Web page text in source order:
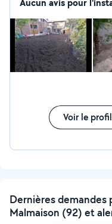
Cordialement
Voir le profil
Dernières demandes
Malmaison (92) et